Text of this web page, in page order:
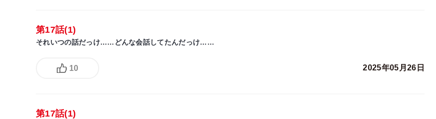
第17話(1)
それいつの話だっけ……どんな会話してたんだっけ……
10 2025年05月26日
第17話(1)